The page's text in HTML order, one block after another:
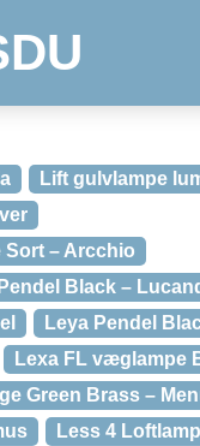
Lift gulvlampe
Sort – Arcchio
Black –
Leya Pendel
Lexa FL væglampe
Green Brass –
Less 4